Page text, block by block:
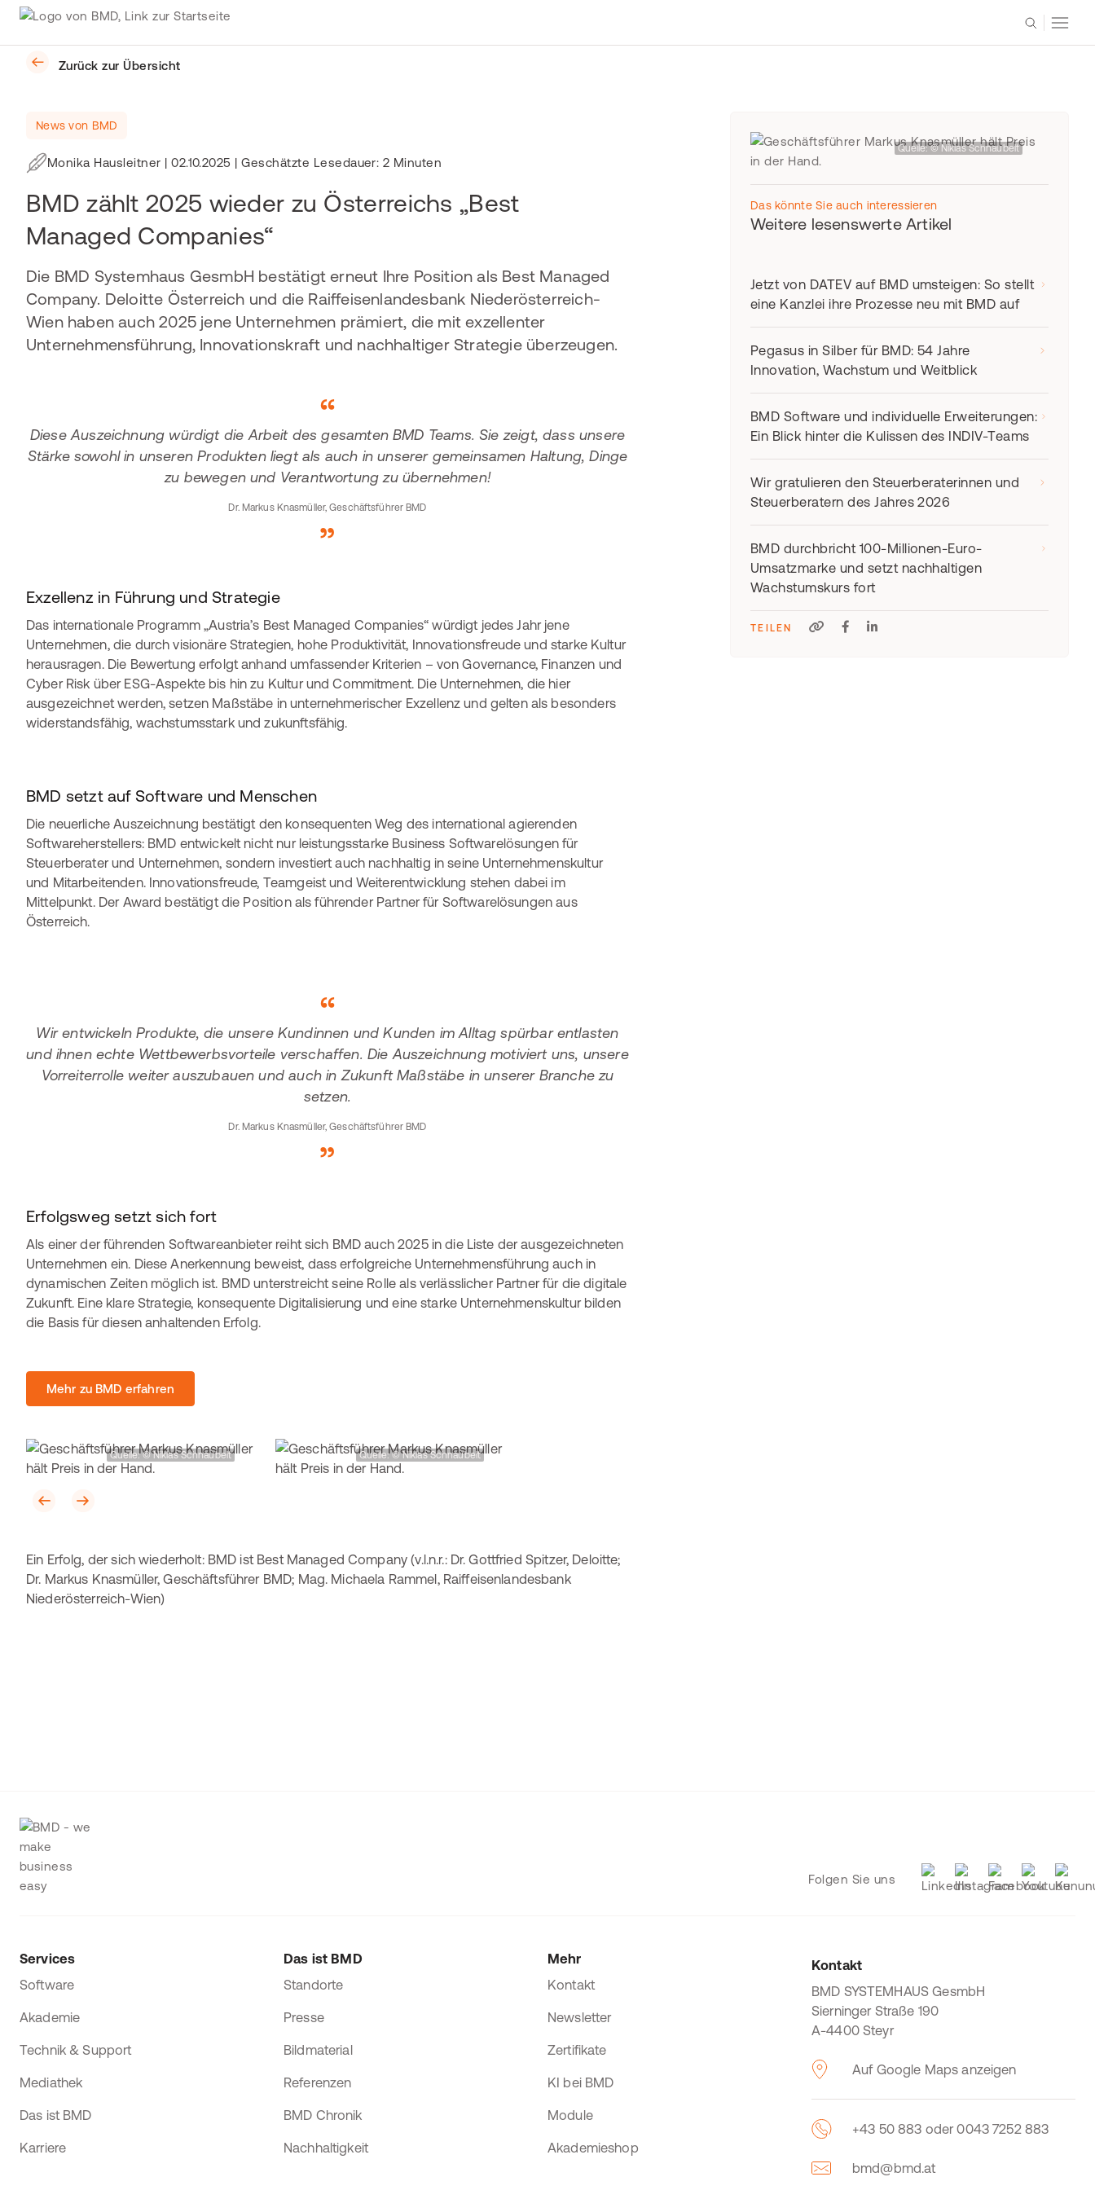
Zurück zur Übersicht
News von BMD
Monika Hausleitner |02.10.2025 | Geschätzte Lesedauer: 2 Minuten
BMD zählt 2025 wieder zu Österreichs „Best
Managed Companies“
Die BMD Systemhaus GesmbH bestätigt erneut Ihre Position als Best Managed
Company. Deloitte Österreich und die Raiffeisenlandesbank Niederösterreich-
Wien haben auch 2025 jene Unternehmen prämiert, die mit exzellenter
Unternehmensführung, Innovationskraft und nachhaltiger Strategie überzeugen.
Diese Auszeichnung würdigt die Arbeit des gesamten BMD Teams. Sie zeigt, dass unsere
Stärke sowohl in unseren Produkten liegt als auch in unserer gemeinsamen Haltung, Dinge
zu bewegen und Verantwortung zu übernehmen!
Dr. Markus Knasmüller, Geschäftsführer BMD
Exzellenz in Führung und Strategie
Das internationale Programm „Austria’s Best Managed Companies“ würdigt jedes Jahr jene
Unternehmen, die durch visionäre Strategien, hohe Produktivität, Innovationsfreude und starke Kultur
herausragen. Die Bewertung erfolgt anhand umfassender Kriterien – von Governance, Finanzen und
Cyber Risk über ESG-Aspekte bis hin zu Kultur und Commitment. Die Unternehmen, die hier
ausgezeichnet werden, setzen Maßstäbe in unternehmerischer Exzellenz und gelten als besonders
widerstandsfähig, wachstumsstark und zukunftsfähig.
BMD setzt auf Software und Menschen
Die neuerliche Auszeichnung bestätigt den konsequenten Weg des international agierenden
Softwareherstellers: BMD entwickelt nicht nur leistungsstarke Business Softwarelösungen für
Steuerberater und Unternehmen, sondern investiert auch nachhaltig in seine Unternehmenskultur
und Mitarbeitenden. Innovationsfreude, Teamgeist und Weiterentwicklung stehen dabei im
Mittelpunkt. Der Award bestätigt die Position als führender Partner für Softwarelösungen aus
Österreich.
Wir entwickeln Produkte, die unsere Kundinnen und Kunden im Alltag spürbar entlasten
und ihnen echte Wettbewerbsvorteile verschaffen. Die Auszeichnung motiviert uns, unsere
Vorreiterrolle weiter auszubauen und auch in Zukunft Maßstäbe in unserer Branche zu
setzen.
Dr. Markus Knasmüller, Geschäftsführer BMD
Erfolgsweg setzt sich fort
Als einer der führenden Softwareanbieter reiht sich BMD auch 2025 in die Liste der ausgezeichneten
Unternehmen ein. Diese Anerkennung beweist, dass erfolgreiche Unternehmensführung auch in
dynamischen Zeiten möglich ist. BMD unterstreicht seine Rolle als verlässlicher Partner für die digitale
Zukunft. Eine klare Strategie, konsequente Digitalisierung und eine starke Unternehmenskultur bilden
die Basis für diesen anhaltenden Erfolg.
Mehr zu BMD erfahren
Quelle: © Niklas Schnaubelt Quelle: © Niklas Schnaubelt
Ein Erfolg, der sich wiederholt: BMD ist Best Managed Company (v.l.n.r.: Dr. Gottfried Spitzer, Deloitte;
Dr. Markus Knasmüller, Geschäftsführer BMD; Mag. Michaela Rammel, Raiffeisenlandesbank
Niederösterreich-Wien)
Quelle: © Niklas Schnaubelt
Das könnte Sie auch interessieren
Weitere lesenswerte Artikel
Jetzt von DATEV auf BMD umsteigen: So stellt
eine Kanzlei ihre Prozesse neu mit BMD auf
Pegasus in Silber für BMD: 54 Jahre
Innovation, Wachstum und Weitblick
BMD Software und individuelle Erweiterungen:
Ein Blick hinter die Kulissen des INDIV-Teams
Wir gratulieren den Steuerberaterinnen und
Steuerberatern des Jahres 2026
BMD durchbricht 100-Millionen-Euro-
Umsatzmarke und setzt nachhaltigen
Wachstumskurs fort
TEILEN
Folgen Sie uns
Services
Software
Akademie
Technik & Support
Mediathek
Das ist BMD
Karriere
Das ist BMD
Standorte
Presse
Bildmaterial
Referenzen
BMD Chronik
Nachhaltigkeit
Mehr
Kontakt
Newsletter
Zertifikate
KI bei BMD
Module
Akademieshop
Kontakt
BMD SYSTEMHAUS GesmbH
Sierninger Straße 190
A-4400 Steyr
Auf Google Maps anzeigen
+43 50 883 oder 0043 7252 883
bmd@bmd.at